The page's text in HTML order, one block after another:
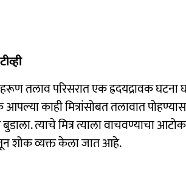
तलाव परिसरात एक ह्रदयद्रावक घटना
काही मित्रांसोबत तलावात
त्याचे मित्र त्याला वाचवण्याचा
शोक व्यक्त केला जात आहे.